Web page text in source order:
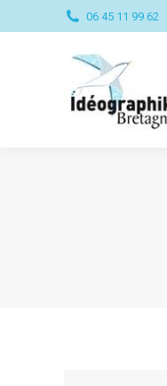
06 45 11 99 62